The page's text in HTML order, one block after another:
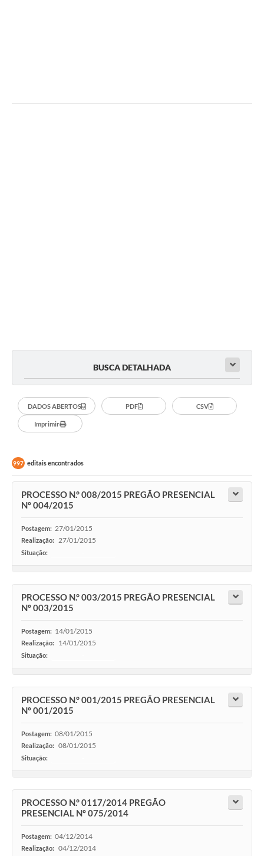
BUSCA DETALHADA
DADOS ABERTOS PDF CSV
Imprimir
997 editais encontrados
PROCESSO N.° 008/2015 PREGÃO PRESENCIAL
Nº 004/2015
Postagem: 27/01/2015
Realização: 27/01/2015
Situação:
PROCESSO N.° 003/2015 PREGÃO PRESENCIAL
Nº 003/2015
Postagem: 14/01/2015
Realização: 14/01/2015
Situação:
PROCESSO N.° 001/2015 PREGÃO PRESENCIAL
Nº 001/2015
Postagem: 08/01/2015
Realização: 08/01/2015
Situação:
PROCESSO N.° 0117/2014 PREGÃO
PRESENCIAL Nº 075/2014
Postagem: 04/12/2014
Realização: 04/12/2014